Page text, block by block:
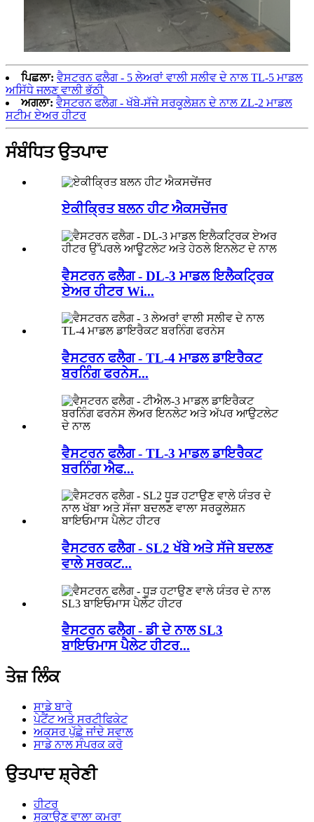
ਪਿਛਲਾ: ਵੈਸਟਰਨ ਫਲੈਗ - 5 ਲੇਅਰਾਂ ਵਾਲੀ ਸਲੀਵ ਦੇ ਨਾਲ TL-5 ਮਾਡਲ
ਅਸਿੱਧੇ ਜਲਣ ਵਾਲੀ ਭੱਠੀ
ਅਗਲਾ: ਵੈਸਟਰਨ ਫਲੈਗ - ਖੱਬੇ-ਸੱਜੇ ਸਰਕੂਲੇਸ਼ਨ ਦੇ ਨਾਲ ZL-2 ਮਾਡਲ
ਸਟੀਮ ਏਅਰ ਹੀਟਰ
ਸੰਬੰਧਿਤ ਉਤਪਾਦ
ਏਕੀਕ੍ਰਿਤ ਬਲਨ ਹੀਟ ਐਕਸਚੇਂਜਰ
ਵੈਸਟਰਨ ਫਲੈਗ - DL-3 ਮਾਡਲ ਇਲੈਕਟ੍ਰਿਕ
ਏਅਰ ਹੀਟਰ Wi...
ਵੈਸਟਰਨ ਫਲੈਗ - TL-4 ਮਾਡਲ ਡਾਇਰੈਕਟ
ਬਰਨਿੰਗ ਫਰਨੇਸ...
ਵੈਸਟਰਨ ਫਲੈਗ - TL-3 ਮਾਡਲ ਡਾਇਰੈਕਟ
ਬਰਨਿੰਗ ਐਫ...
ਵੈਸਟਰਨ ਫਲੈਗ - SL2 ਖੱਬੇ ਅਤੇ ਸੱਜੇ ਬਦਲਣ
ਵਾਲੇ ਸਰਕਟ...
ਵੈਸਟਰਨ ਫਲੈਗ - ਡੀ ਦੇ ਨਾਲ SL3
ਬਾਇਓਮਾਸ ਪੈਲੇਟ ਹੀਟਰ...
ਤੇਜ਼ ਲਿੰਕ
ਸਾਡੇ ਬਾਰੇ
ਪੇਟੈਂਟ ਅਤੇ ਸਰਟੀਫਿਕੇਟ
ਅਕਸਰ ਪੁੱਛੇ ਜਾਂਦੇ ਸਵਾਲ
ਸਾਡੇ ਨਾਲ ਸੰਪਰਕ ਕਰੋ
ਉਤਪਾਦ ਸ਼੍ਰੇਣੀ
ਹੀਟਰ
ਸੁਕਾਉਣ ਵਾਲਾ ਕਮਰਾ